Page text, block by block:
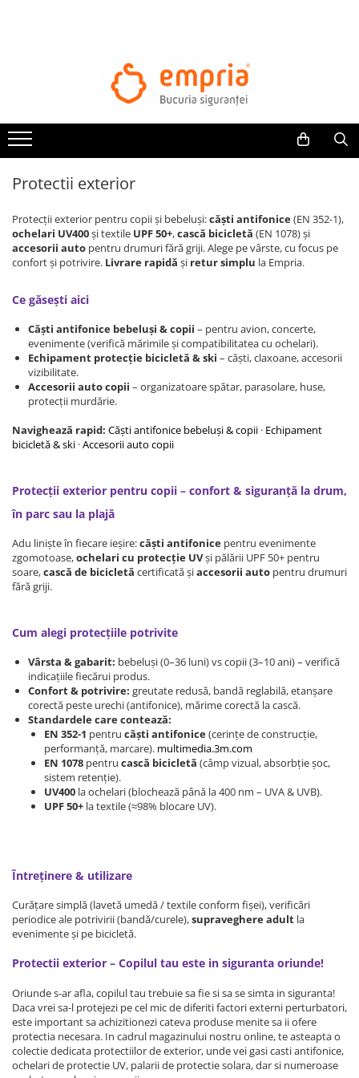
Bariere protectie pentru pat
Protectii mobilier
Protectie colturi mobila copii
Sigurante pentru sertare si usi
Sigurante geamuri si usi glisante
bebelusi
Protectii casa
Protectii utile
Poarta siguranta copii
Deflectoare pentru aer conditionat
Protectii exterior
bebelusi
Echipament protectie bicicleta si
Accesorii auto copii
Haine & accesorii plaja
Ochelari de soare
Palarii protectie UV
Accesorii plaja
Puericultura mare
Somnul bebelusului
Carucioare si scaune auto
Tarcuri copii / bebelusi
Scaune masa
Accesorii bebelusi / nou-nascuti
Perne si saltele bebelusi
Diversificare bebelusi
Maternitate
Jucarii copii si jocuri educative
Jucarii dentitie
Jocuri educative
Jucarii bebelusi
Protectii exterior
Protecții exterior pentru copii și bebeluși:căști antifonice(EN 352-1),
ochelari UV400și textile UPF 50+,cască bicicletă (EN 1078) și
accesorii auto pentru drumuri fără griji. Alege pe vârste, cu focus pe
confort și potrivire. Livrare rapidă și retur simplu la Empria.
Ce găsești aici
Căști antifonice bebeluși & copii – pentru avion, concerte,
evenimente (verifică mărimile și compatibilitatea cu ochelari).
Echipament protecție bicicletă & ski – căști, claxoane, accesorii
vizibilitate.
Accesorii auto copii – organizatoare spătar, parasolare, huse,
protecții murdărie.
Navighează rapid: Căști antifonice bebeluși & copii · Echipament
bicicletă & ski ·Accesorii auto copii
Protecții exterior pentru copii – confort & siguranță la drum,
în parc sau la plajă
Adu liniște în fiecare ieșire:căști antifonice pentru evenimente
zgomotoase,ochelari cu protecție UVși pălării UPF 50+ pentru
soare,cască de bicicletă certificată șiaccesorii auto pentru drumuri
fără griji.
Cum alegi protecțiile potrivite
Vârsta & gabarit: bebeluși (0–36 luni) vs copii (3–10 ani) – verifică
indicațiile fiecărui produs.
Confort & potrivire: greutate redusă, bandă reglabilă, etanșare
corectă peste urechi (antifonice), mărime corectă la cască.
Standardele care contează:
EN 352-1 pentru căști antifonice(cerințe de construcție,
performanță, marcare). multimedia.3m.com
EN 1078 pentru cască bicicletă (câmp vizual, absorbție șoc,
sistem retenție).
UV400 la ochelari (blochează până la 400 nm – UVA & UVB).
UPF 50+ la textile (≈98% blocare UV).
Întreținere & utilizare
Curățare simplă (lavetă umedă / textile conform fișei), verificări
periodice ale potrivirii (bandă/curele),supraveghere adult la
evenimente și pe bicicletă.
Protectii exterior – Copilul tau este in siguranta oriunde!
Oriunde s-ar afla, copilul tau trebuie sa fie si sa se simta in siguranta!
Daca vrei sa-l protejezi pe cel mic de diferiti factori externi perturbatori,
este important sa achizitionezi cateva produse menite sa ii ofere
protectia necesara. In cadrul magazinului nostru online, te asteapta o
colectie dedicata protectiilor de exterior, unde vei gasi casti antifonice,
ochelari de protectie UV, palarii de protectie solara, dar si numeroase